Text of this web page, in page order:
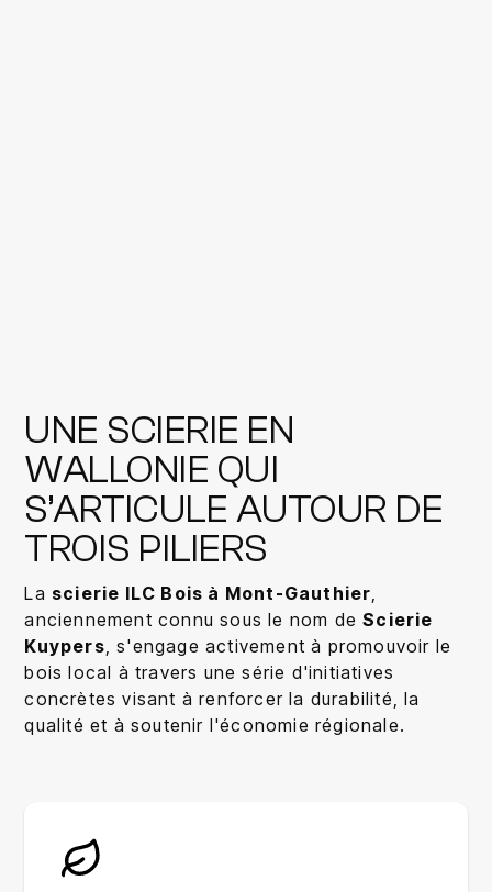
UNE SCIERIE EN
WALLONIE QUI
S’ARTICULE AUTOUR DE
TROIS PILIERS
La scierie ILC Bois à Mont-Gauthier,
anciennement connu sous le nom deScierie
Kuypers, s'engage activement à promouvoir le
bois local à travers une série d'initiatives
concrètes visant à renforcer la durabilité, la
qualité et à soutenir l'économie régionale.